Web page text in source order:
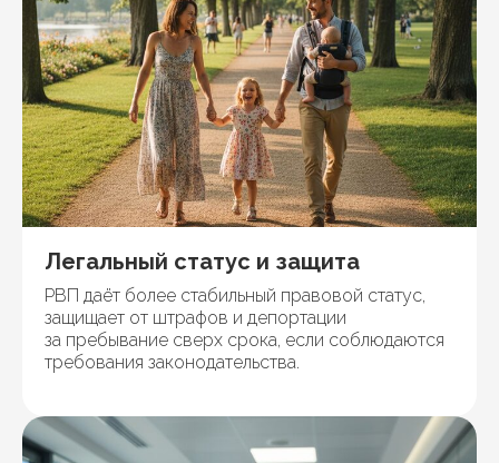
Легальный статус и защита
РВП даёт более стабильный правовой статус,
защищает от штрафов и депортации
за пребывание сверх срока, если соблюдаются
требования законодательства.